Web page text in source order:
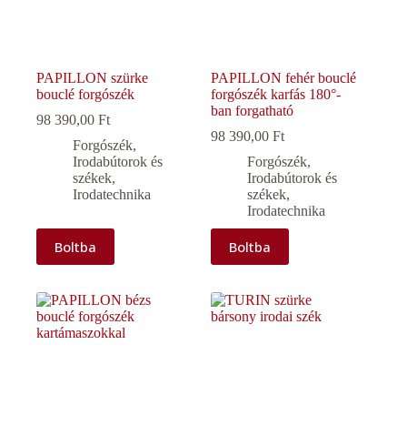
PAPILLON szürke
bouclé forgószék
98 390,00 Ft
Forgószék,
Irodabútorok és
székek,
Irodatechnika
Boltba
PAPILLON fehér bouclé
forgószék karfás 180°-
ban forgatható
98 390,00Ft
Forgószék,
Irodabútorok és
székek,
Irodatechnika
Boltba